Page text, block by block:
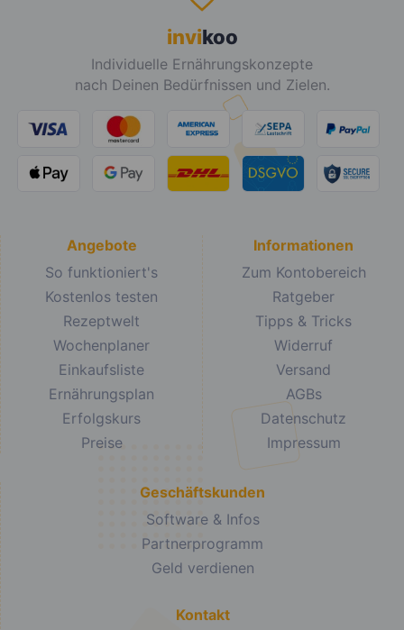
invikoo
Individuelle Ernährungskonzepte
nach Deinen Bedürfnissen und Zielen.
Angebote
So funktioniert's
Kostenlos testen
Rezeptwelt
Wochenplaner
Einkaufsliste
Ernährungsplan
Erfolgskurs
Preise
Informationen
Zum Kontobereich
Ratgeber
Tipps & Tricks
Widerruf
Versand
AGBs
Datenschutz
Impressum
Geschäftskunden
Software & Infos
Partnerprogramm
Geld verdienen
Kontakt